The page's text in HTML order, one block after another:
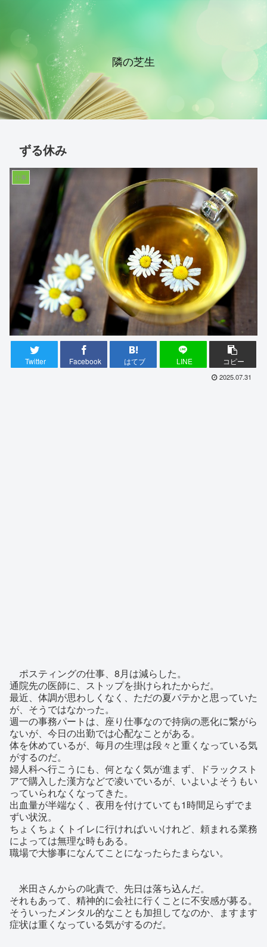
隣の芝生
ずる休み
仕事
Twitter Facebook はてブ LINE コピー
2025.07.31
ポスティングの仕事、8月は減らした。
通院先の医師に、ストップを掛けられたからだ。
最近、体調が思わしくなく、ただの夏バテかと思っていた
が、そうではなかった。
週一の事務パートは、座り仕事なので持病の悪化に繋がら
ないが、今日の出勤では心配なことがある。
体を休めているが、毎月の生理は段々と重くなっている気
がするのだ。
婦人科へ行こうにも、何となく気が進まず、ドラックスト
アで購入した漢方などで凌いでいるが、いよいよそうもい
っていられなくなってきた。
出血量が半端なく、夜用を付けていても1時間足らずでま
ずい状況。
ちょくちょくトイレに行ければいいけれど、頼まれる業務
によっては無理な時もある。
職場で大惨事になんてことになったらたまらない。
米田さんからの叱責で、先日は落ち込んだ。
それもあって、精神的に会社に行くことに不安感が募る。
そういったメンタル的なことも加担してなのか、ますます
症状は重くなっている気がするのだ。